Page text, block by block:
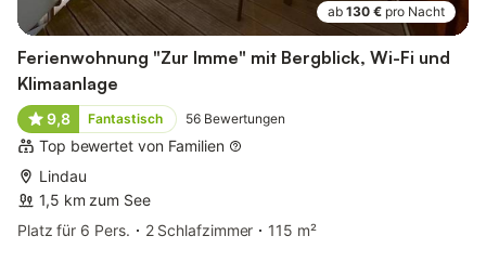
ab 130 € pro Nacht
Ferienwohnung "Zur Imme" mit Bergblick, Wi-Fi und
Klimaanlage
9,8 Fantastisch 56 Bewertungen
Top bewertet von Familien
Lindau
1,5 km zum See
Platz für 6 Pers.
2 Schlafzimmer 115 m²